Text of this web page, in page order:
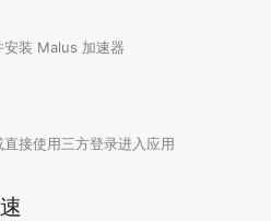
安装 Malus 加速器
接使用三方登录进入应用